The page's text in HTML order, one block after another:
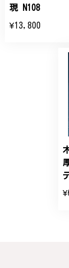
大切な節目の
せていただ
丁寧なデザ
こちらのオ
だき、あり
バングルの
現 N108
¥13,800